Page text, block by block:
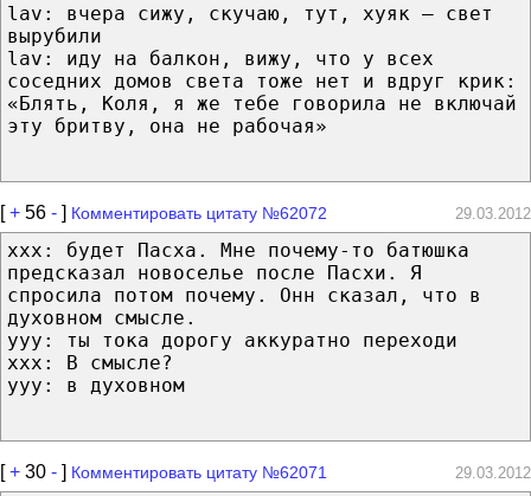
lav: вчера сижу, скучаю, тут, хуяк — свет
вырубили
lav: иду на балкон, вижу, что у всех
соседних домов света тоже нет и вдруг крик:
«Блять, Коля, я же тебе говорила не включай
эту бритву, она не рабочая»
[+ 56 - ] Комментировать цитату №62072 29.03.2012
ххх: будет Пасха. Мне почему-то батюшка
предсказал новоселье после Пасхи. Я
спросила потом почему. Онн сказал, что в
духовном смысле.
yyy: ты тока дорогу аккуратно переходи
xxx: В смысле?
yyy: в духовном
[+ 30 - ] Комментировать цитату №62071 29.03.2012